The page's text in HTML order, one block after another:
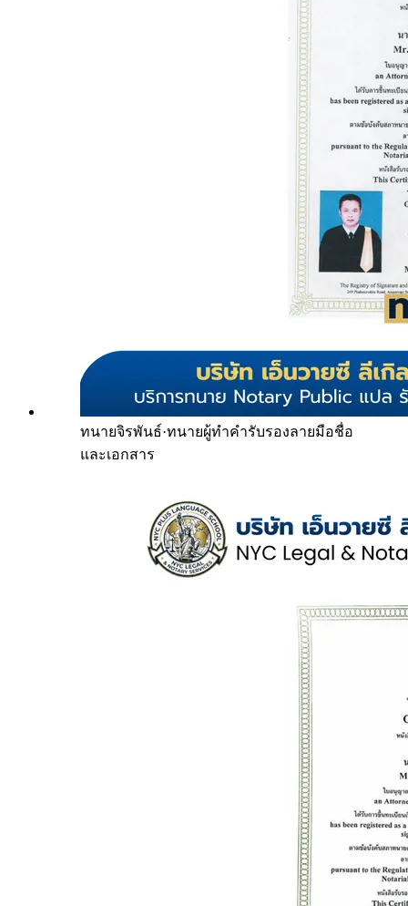
ทนายจิรพันธ์·ทนายผู้ทำคำรับรองลายมือชื่อ
และเอกสาร